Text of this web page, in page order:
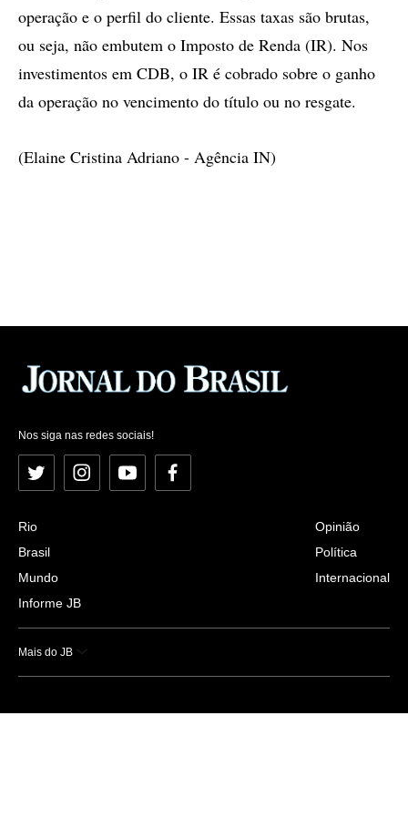
operação e o perfil do cliente. Essas taxas são brutas,
ou seja, não embutem o Imposto de Renda (IR). Nos
investimentos em CDB, o IR é cobrado sobre o ganho
da operação no vencimento do título ou no resgate.
(Elaine Cristina Adriano - Agência IN)
Nos siga nas redes sociais!
Twitter InstagramYouTubeFacebook
Rio
Brasil
Mundo
Informe JB
Opinião
Política
Internacional
Mais do JB
Esportes